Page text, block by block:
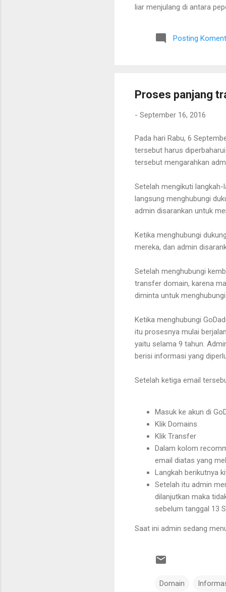
liar menjulang di antara
Tanaman itu diperkirakan
untuk ditarik dan dipanen.
Posting
Proses panjang
- September 16, 2016
Pada hari Rabu, 6
tersebut harus
tersebut mengarahkan
Setelah mengikuti
langsung menghubungi
admin disarankan untuk
Ketika menghubungi
mereka, dan admin
Setelah menghubungi
transfer domain, karena
diminta untuk
Ketika menghubungi
itu prosesnya mulai
yaitu selama 9 tahun.
berisi informasi yang
Setelah ketiga email
Masuk ke akun di
Klik Domains
Klik Transfer
Dalam kolom
email diatas yang
Langkah berikutnya
Setelah itu admin
dilanjutkan maka
sebelum tanggal 13
Saat ini admin sedang
Domain